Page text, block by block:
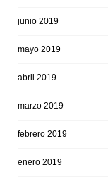
junio 2019
mayo 2019
abril 2019
marzo 2019
febrero 2019
enero 2019